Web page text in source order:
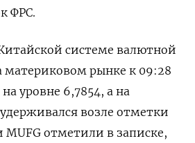
ФРС.
системе валютной
материковом рынке ​к ​09:28
уровне 6,7854, а ‌на
возле отметки
отметили в записке,